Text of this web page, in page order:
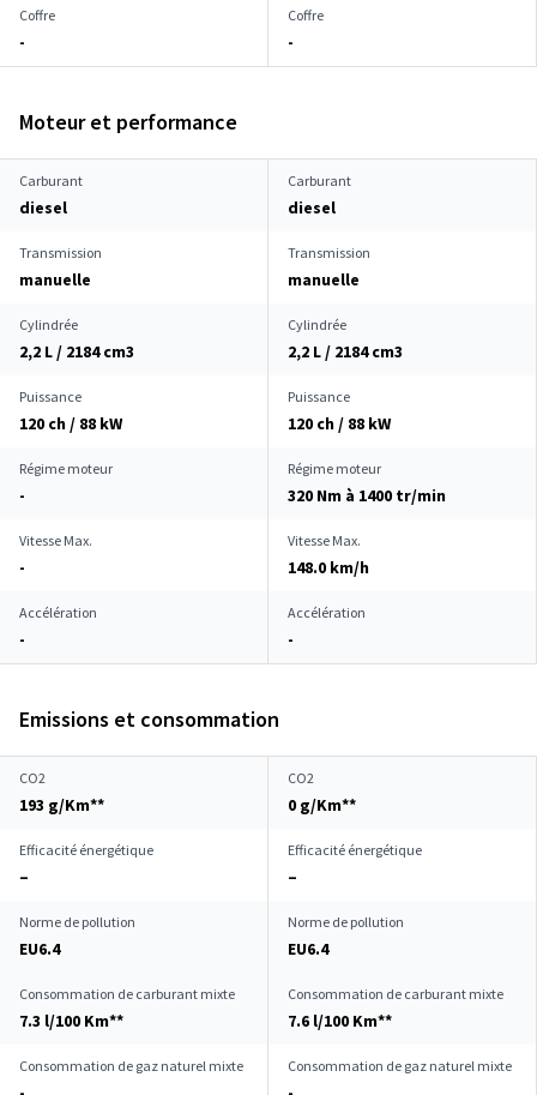
Coffre
-
Coffre
-
Moteur et performance
Carburant
diesel
Carburant
diesel
Transmission
manuelle
Transmission
manuelle
Cylindrée
2,2 L / 2184 cm3
Cylindrée
2,2 L / 2184 cm3
Puissance
120 ch / 88 kW
Puissance
120 ch / 88 kW
Régime moteur
-
Régime moteur
320 Nm à 1400 tr/min
Vitesse Max.
-
Vitesse Max.
148.0 km/h
Accélération
-
Accélération
-
Emissions et consommation
CO2
193 g/Km**
CO2
0 g/Km**
Efficacité énergétique
–
Efficacité énergétique
–
Norme de pollution
EU6.4
Norme de pollution
EU6.4
Consommation de carburant mixte
7.3 l/100 Km**
Consommation de carburant mixte
7.6 l/100 Km**
Consommation de gaz naturel mixte Consommation de gaz naturel mixte